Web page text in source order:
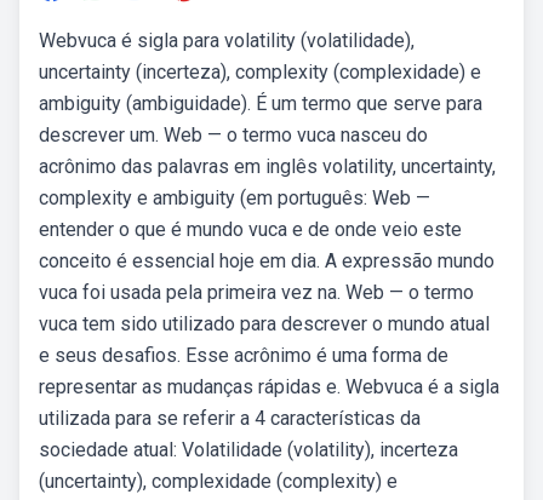
Webvuca é sigla para volatility (volatilidade),
uncertainty (incerteza), complexity (complexidade) e
ambiguity (ambiguidade). É um termo que serve para
descrever um. Web — o termo vuca nasceu do
acrônimo das palavras em inglês volatility, uncertainty,
complexity e ambiguity (em português: Web —
entender o que é mundo vuca e de onde veio este
conceito é essencial hoje em dia. A expressão mundo
vuca foi usada pela primeira vez na. Web — o termo
vuca tem sido utilizado para descrever o mundo atual
e seus desafios. Esse acrônimo é uma forma de
representar as mudanças rápidas e. Webvuca é a sigla
utilizada para se referir a 4 características da
sociedade atual: Volatilidade (volatility), incerteza
(uncertainty), complexidade (complexity) e